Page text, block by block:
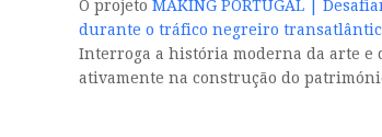
O projeto MAKING PORTUGAL |
durante o tráfico negreiro
Interroga a história moderna da arte e
ativamente na construção do